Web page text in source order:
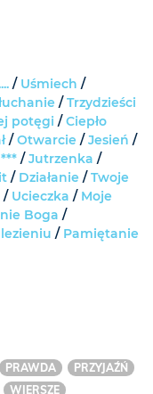
/ Uśmiech /
/Trzydzieści
potęgi /Ciepło
/Otwarcie /Jesień /
*** /Jutrzenka /
/ Działanie /Twoje
/ Ucieczka / Moje
Boga /
/ Pamiętanie
PRAWDA
PRZYJAŹŃ
WIERSZE